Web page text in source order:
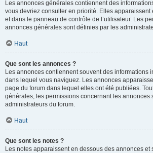
Les annonces générales contiennent des
vous devriez consulter en priorité. Elles apparaissent
et dans le panneau de contrôle de l’utilisateur. Les
annonces générales sont définies par les
Haut
Que sont les annonces ?
Les annonces contiennent souvent des informations
dans lequel vous naviguez. Les annonces
page du forum dans lequel elles ont été publiées.
générales, les permissions concernant les annonces
administrateurs du forum.
Haut
Que sont les notes ?
Les notes apparaissent en dessous des annonces et